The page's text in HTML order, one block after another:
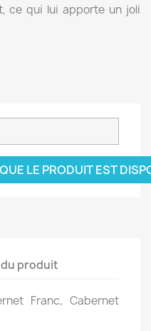
ce qui lui apporte un joli
LE PRODUIT EST
produit
Franc, Cabernet